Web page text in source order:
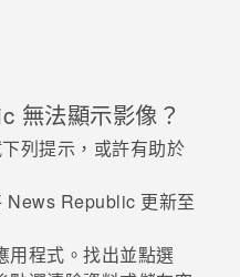
無法顯示影像？
列提示，或許有助於
News Republic 更新至
用程式 。找出並點選